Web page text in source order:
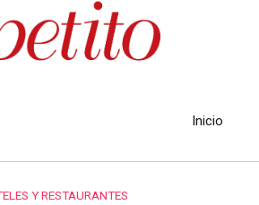
Inicio
Y RESTAURANTES